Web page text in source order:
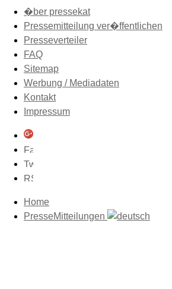
�ber pressekat
Pressemitteilung ver�ffentlichen
Presseverteiler
FAQ
Sitemap
Werbung / Mediadaten
Kontakt
Impressum
Home
PresseMitteilungen